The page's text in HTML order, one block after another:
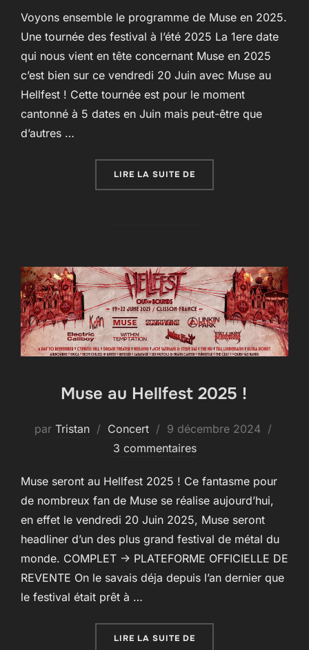
Voyons ensemble le programme de Muse en 2025.
Une tournée des festival à l’été 2025 La 1ere date
qui nous vient en tête concernant Muse en 2025
c’est bien sur ce vendredi 20 Juin avec Muse au
Hellfest ! Cette tournée est pour le moment
cantonné à 5 dates en Juin mais peut-être que
d’autres …
LIRE LA SUITE DE
Muse au Hellfest 2025 !
par Tristan Concert
Publié
le
9 décembre 2024
3 commentaires
Muse seront au Hellfest 2025 ! Ce fantasme pour
de nombreux fan de Muse se réalise aujourd’hui,
en effet le vendredi 20 Juin 2025, Muse seront
headliner d’un des plus grand festival de métal du
monde. COMPLET -> PLATEFORME OFFICIELLE DE
REVENTE On le savais déja depuis l’an dernier que
le festival était prêt à …
LIRE LA SUITE DE